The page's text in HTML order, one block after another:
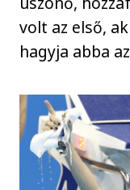
volt az első,
hagyja abba